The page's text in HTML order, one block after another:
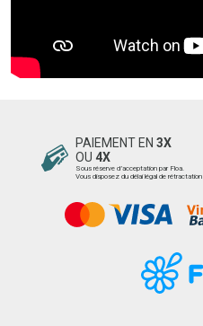
PAIEMENT EN 3X
OU 4X
Sous réserve d’acceptation par Floa.
Vous disposez du délai légal de rétractation